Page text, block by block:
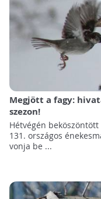
Megjött a fagy:
szezon!
Hétvégén
131. országos
vonja be ...